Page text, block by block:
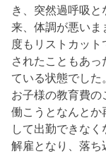
き、突然過呼吸
来、体調が悪い
度もリストカッ
されたこともあ
ている状態でした。
お子様の教育費
働こうとなんとか
して出勤できな
解雇となり、落ち